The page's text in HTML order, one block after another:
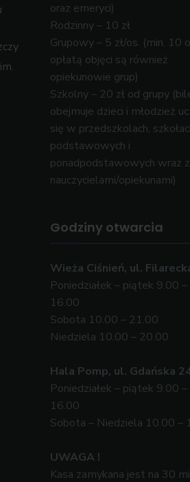
oraz emeryci)
Rodzinny – 10 zł
Grupowy – 5 zł/os. (min. 10
opłatą objęci są również
opiekunowie grup)
Szkolny – 20 zł od grupy
obejmuje dzieci i młodzież
się w przedszkolach,
podstawowych i
ponadpodstawowych wraz z
nauczycielami/opiekunami)
Godziny otwarcia
Wieża Ciśnień, ul.
Poniedziałek – piątek 9.00 –
16.00
Sobota 10.00 – 21.00
Niedziela 10.00 – 20.00
Hala Pomp, ul. Gdańska
Poniedziałek – piątek 9.00 –
16.00
Sobota – Niedziela 10.00 –
UWAGA !
Kasa zamykana jest na 30